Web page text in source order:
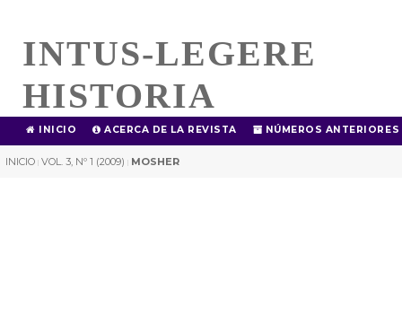
INTUS-LEGERE
HISTORIA
INICIO ACERCA DE LA REVISTA NÚMEROS ANTERIORES
INICIO | VOL. 3, Nº 1 (2009) | MOSHER